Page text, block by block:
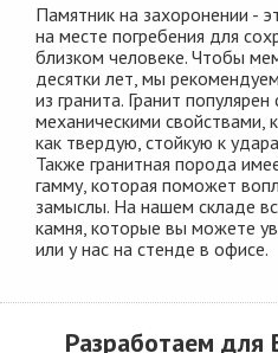
Памятник на захоронении -
на месте погребения для
близком человеке. Чтобы
десятки лет, мы
из гранита. Гранит
механическими свойствами,
как твердую, стойкую к
Также гранитная порода
гамму, которая поможет
замыслы. На нашем складе
камня, которые вы можете
или у нас на стенде в офисе.
Разработаем для